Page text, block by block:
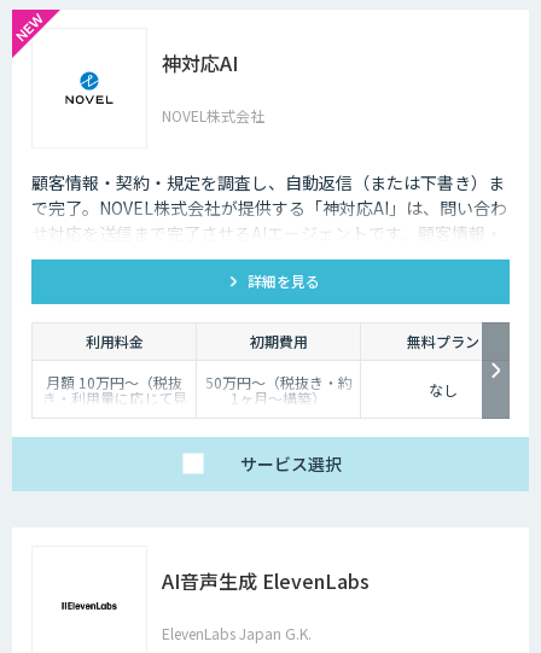
神対応AI
NOVEL株式会社
顧客情報・契約・規定を調査し、自動返信（または下書き）ま
で完了。NOVEL株式会社が提供する「神対応AI」は、問い合わ
せ対応を送信まで完了させるAIエージェントです。顧客情報・
契約・規定を突き合わせて回答を数十秒で作成し、自動送信か
下書き止めかを選べます。
詳細を見る
利用料金 初期費用
無料プラン
月額 10万円〜（税抜
き・利用量に応じて見
積り）
50万円〜（税抜き・約
1ヶ月〜構築） なし
サービス選択
AI音声生成 ElevenLabs
ElevenLabs Japan G.K.